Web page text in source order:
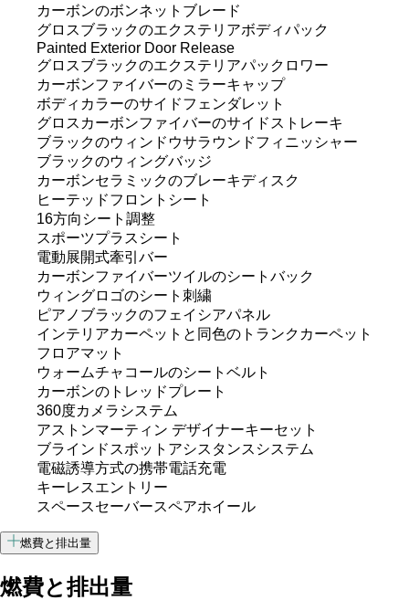
カーボンのボンネットブレード
グロスブラックのエクステリアボディパック
Painted Exterior Door Release
グロスブラックのエクステリアパックロワー
カーボンファイバーのミラーキャップ
ボディカラーのサイドフェンダレット
グロスカーボンファイバーのサイドストレーキ
ブラックのウィンドウサラウンドフィニッシャー
ブラックのウィングバッジ
カーボンセラミックのブレーキディスク
ヒーテッドフロントシート
16方向シート調整
スポーツプラスシート
電動展開式牽引バー
カーボンファイバーツイルのシートバック
ウィングロゴのシート刺繍
ピアノブラックのフェイシアパネル
インテリアカーペットと同色のトランクカーペット
フロアマット
ウォームチャコールのシートベルト
カーボンのトレッドプレート
360度カメラシステム
アストンマーティン デザイナーキーセット
ブラインドスポットアシスタンスシステム
電磁誘導方式の携帯電話充電
キーレスエントリー
スペースセーバースペアホイール
燃費と排出量
燃費と排出量